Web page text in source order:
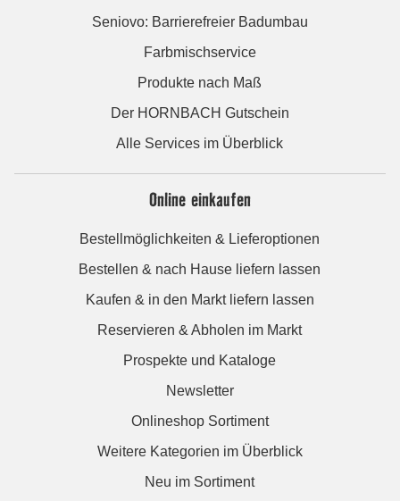
Seniovo: Barrierefreier Badumbau
Farbmischservice
Produkte nach Maß
Der HORNBACH Gutschein
Alle Services im Überblick
Online einkaufen
Bestellmöglichkeiten & Lieferoptionen
Bestellen & nach Hause liefern lassen
Kaufen & in den Markt liefern lassen
Reservieren & Abholen im Markt
Prospekte und Kataloge
Newsletter
Onlineshop Sortiment
Weitere Kategorien im Überblick
Neu im Sortiment